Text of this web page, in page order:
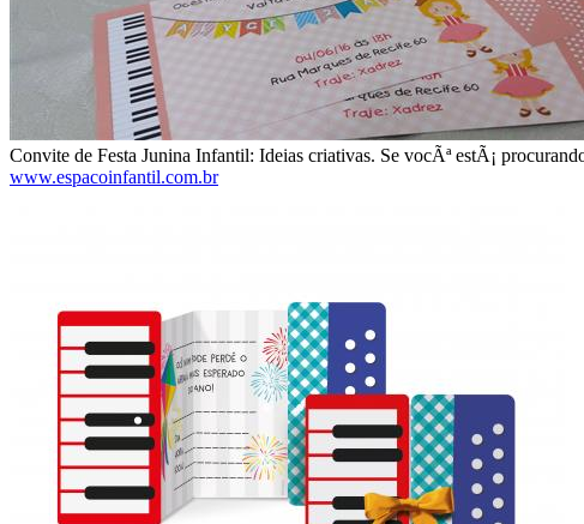
Convite de Festa Junina Infantil: Ideias criativas. Se vocÃª estÃ¡
www.espacoinfantil.com.br